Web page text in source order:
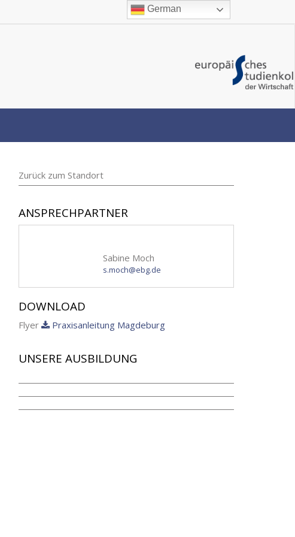
Zurück zum Standort
ANSPRECHPARTNER
Sabine Moch
s.moch@ebg.de
DOWNLOAD
Flyer Praxisanleitung Magdeburg
UNSERE AUSBILDUNG
German